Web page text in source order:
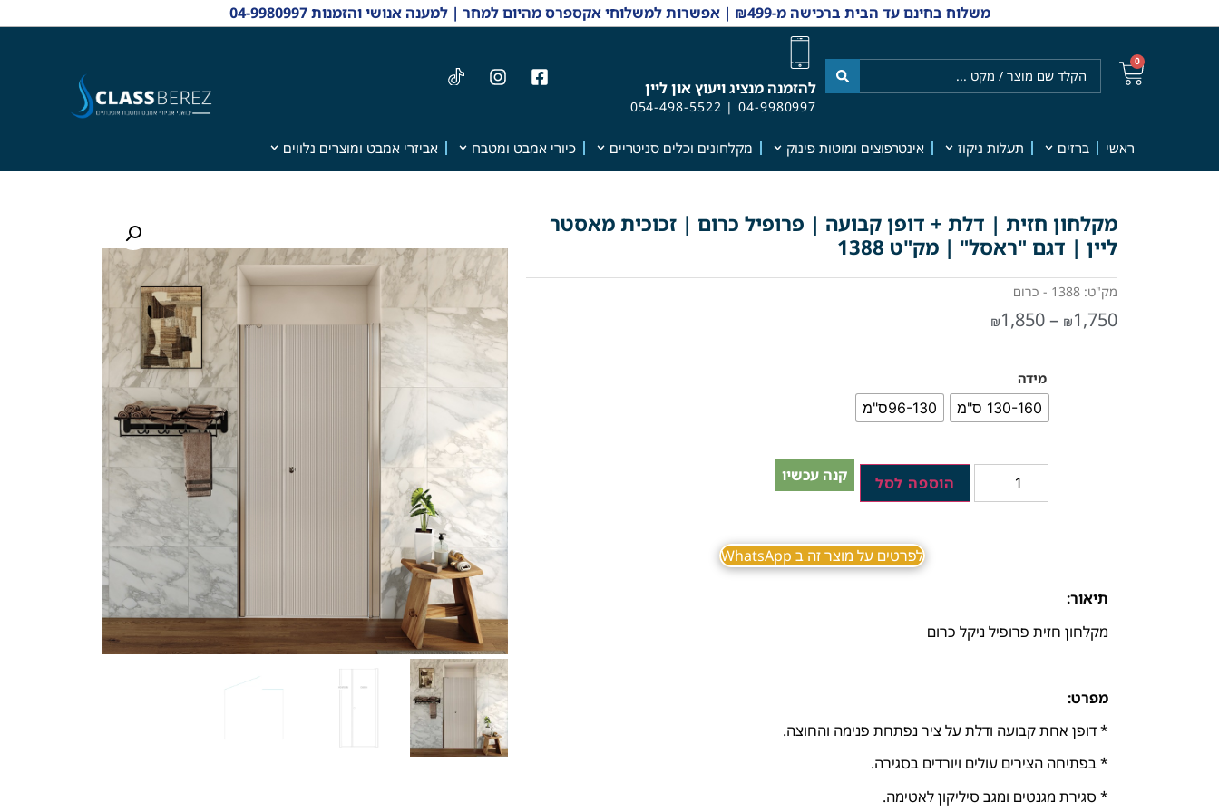
משלוח בחינם עד הבית ברכישה מ-₪499 | אפשרות למשלוחי אקספרס מהיום למחר | למענה אנושי והזמנות 04-9980997
0
להזמנה מנציג ויעוץ און ליין
04-9980997
|
054-498-5522
ראשי ברזים תעלות ניקוז אינטרפוצים ומוטות פינוק מקלחונים וכלים סניטריים כיורי אמבט ומטבח אביזרי אמבט ומוצרים נלווים
מקלחון חזית | דלת + דופן קבועה | פרופיל כרום | זכוכית מאסטר
ליין | דגם "ראסל" | מק"ט 1388
מק"ט: 1388 - כרום
₪1,750
–
₪1,850
מידה
130-160 ס"מ 96-130ס"מ
קנה עכשיו הוספה לסל
לפרטים על מוצר זה ב WhatsApp
תיאור:
מקלחון חזית פרופיל ניקל כרום
מפרט:
* דופן אחת קבועה ודלת על ציר נפתחת פנימה והחוצה.
* בפתיחה הצירים עולים ויורדים בסגירה.
* סגירת מגנטים ומגב סיליקון לאטימה.